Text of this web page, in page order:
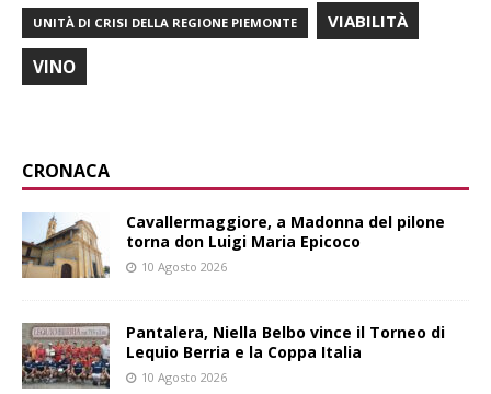
UNITÀ DI CRISI DELLA REGIONE PIEMONTE VIABILITÀ
VINO
CRONACA
Cavallermaggiore, a Madonna del pilone
torna don Luigi Maria Epicoco
10 Agosto 2026
Pantalera, Niella Belbo vince il Torneo di
Lequio Berria e la Coppa Italia
10 Agosto 2026